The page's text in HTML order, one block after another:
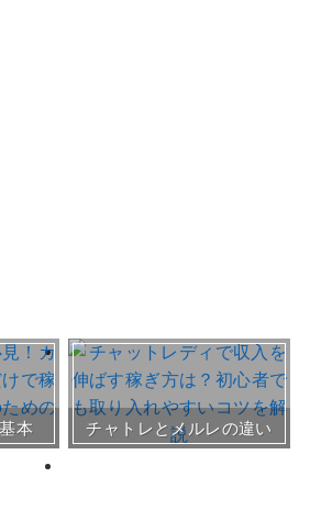
本 チャトレとメルレの違い
所＆
30～50代向けサイト